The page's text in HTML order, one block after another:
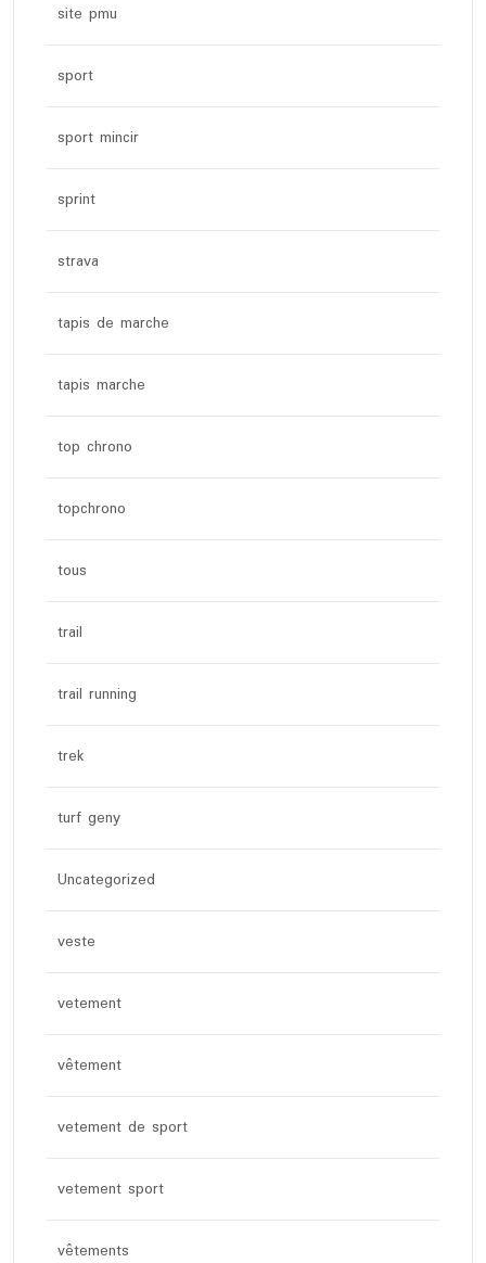
site pmu
sport
sport mincir
sprint
strava
tapis de marche
tapis marche
top chrono
topchrono
tous
trail
trail running
trek
turf geny
Uncategorized
veste
vetement
vêtement
vetement de sport
vetement sport
vêtements